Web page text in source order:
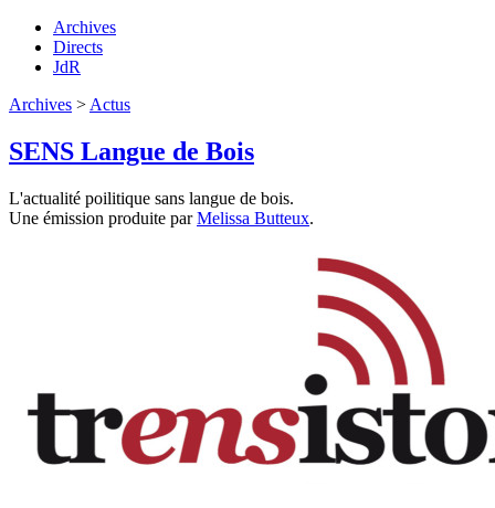
Archives
Directs
JdR
Archives > Actus
SENS Langue de Bois
L'actualité poilitique sans langue de bois.
Une émission produite parMelissa Butteux.